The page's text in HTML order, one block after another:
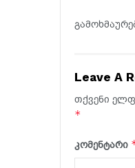
Leave A
თქვენი
*
კომენტარი